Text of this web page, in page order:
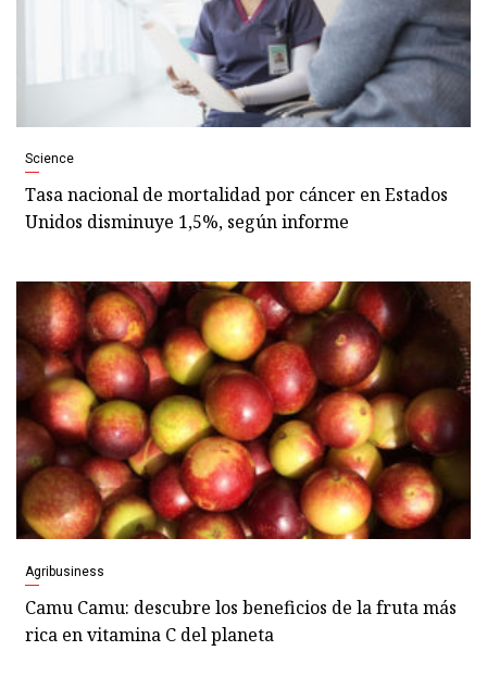
Science
Tasa nacional de mortalidad por cáncer en Estados
Unidos disminuye 1,5%, según informe
Agribusiness
Camu Camu: descubre los beneficios de la fruta más
rica en vitamina C del planeta